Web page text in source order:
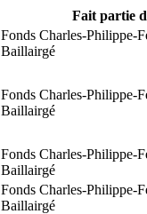
Fait partie
Fonds Charles-Philippe-
Baillairgé
Fonds Charles-Philippe-
Baillairgé
Fonds Charles-Philippe-
Baillairgé
Fonds Charles-Philippe-
Baillairgé